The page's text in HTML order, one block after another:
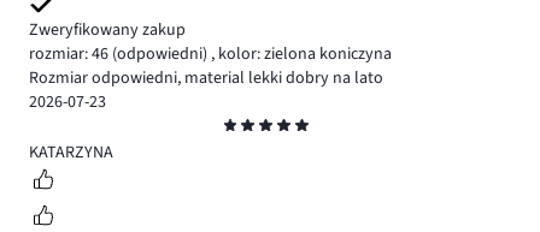
Zweryfikowany zakup
rozmiar: 46 (odpowiedni) , kolor: zielona koniczyna
Rozmiar odpowiedni, material lekki dobry na lato
2026-07-23
5
KATARZYNA